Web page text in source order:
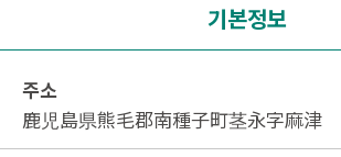
기본정보
주소
鹿児島県熊毛郡南種子町茎永字麻津